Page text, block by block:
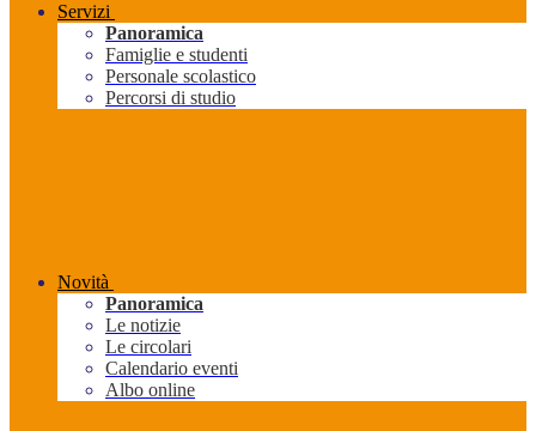
Servizi
Panoramica
Famiglie e studenti
Personale scolastico
Percorsi di studio
Novità
Panoramica
Le notizie
Le circolari
Calendario eventi
Albo online